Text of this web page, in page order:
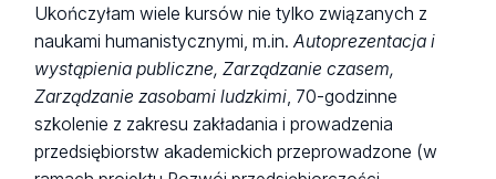
Ukończyłam wiele kursów nie tylko związanych z
naukami humanistycznymi, m.in.Autoprezentacja i
wystąpienia publiczne, Zarządzanie czasem,
Zarządzanie zasobami ludzkimi, 70-godzinne
szkolenie z zakresu zakładania i prowadzenia
przedsiębiorstw akademickich przeprowadzone (w